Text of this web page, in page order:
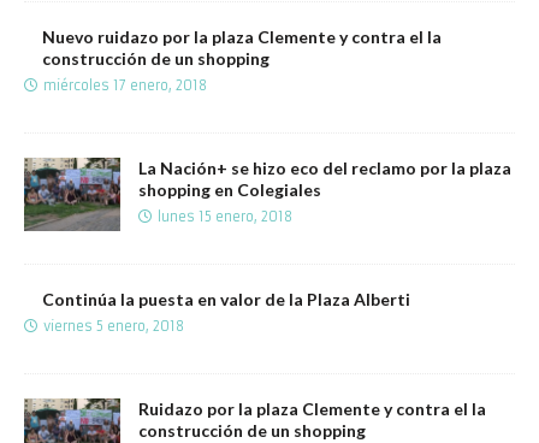
Nuevo ruidazo por la plaza Clemente y contra el la
construcción de un shopping
miércoles 17 enero, 2018
La Nación+ se hizo eco del reclamo por la plaza
shopping en Colegiales
lunes 15 enero, 2018
Continúa la puesta en valor de la Plaza Alberti
viernes 5 enero, 2018
Ruidazo por la plaza Clemente y contra el la
construcción de un shopping